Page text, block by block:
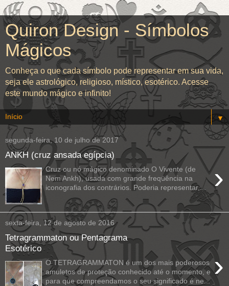
Quiron Design - Símbolos
Mágicos
Conheça o que cada símbolo pode representar em sua vida,
seja ele astrológico, religioso, místico, esotérico. Acesse
este mundo mágico e infinito!
▼
segunda-feira, 10 de julho de 2017
ANKH (cruz ansada egípcia)
›
Cruz ou nó mágico denominado O Vivente (de
Nem Ankh), usada com grande freqüência na
iconografia dos contrários. Poderia representar,...
sexta-feira, 12 de agosto de 2016
Tetragrammaton ou Pentagrama
Esotérico
›
O TETRAGRAMMATON é um dos mais poderosos
amuletos de proteção conhecido até o momento, e
para que compreendamos o seu significado é ne...